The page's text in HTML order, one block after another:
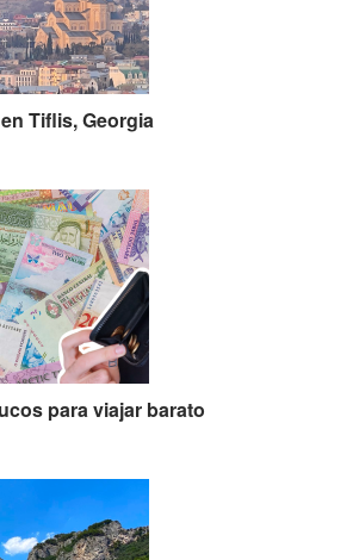
Tiflis, Georgia
para viajar barato